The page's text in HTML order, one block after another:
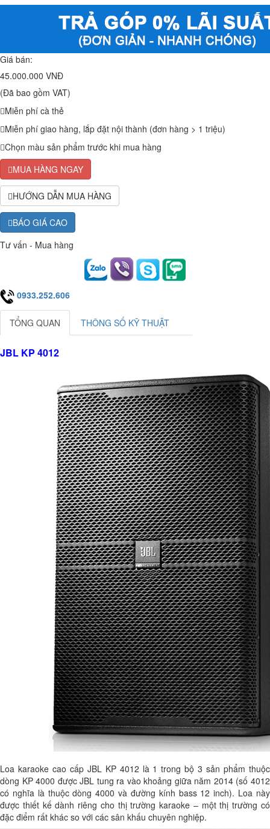
Giá bán:
45.000.000 VNĐ
(Đã bao gồm VAT)
Miễn phí cà thẻ
Miễn phí giao hàng, lắp đặt nội thành (đơn hàng > 1 triệu)
Chọn màu sản phẩm trước khi mua hàng
MUA HÀNG NGAY
HƯỚNG DẪN MUA HÀNG
BÁO GIÁ CAO
Tư vấn - Mua hàng
0933.252.606
TỔNG QUAN THÔNG SỐ KỸ THUẬT
JBL KP 4012
Loa karaoke cao cấp JBL KP 4012 là 1 trong bộ 3 sản phẩm thuộc
dòng KP 4000 được JBL tung ra vào khoảng giữa năm 2014 (số 4012
có nghĩa là thuộc dòng 4000 và đường kính bass 12 inch). Loa này
được thiết kế dành riêng cho thị trường karaoke – một thị trường có
đặc điểm rất khác so với các sân khấu chuyên nghiệp.